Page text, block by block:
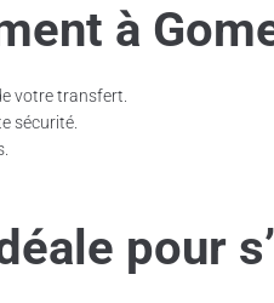
à
votre transfert.
sécurité.
pour